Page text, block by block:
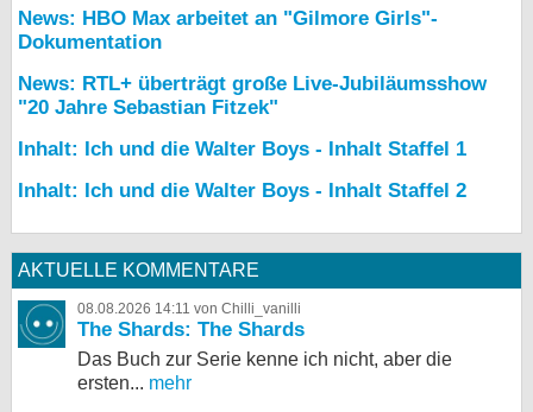
News: HBO Max arbeitet an "Gilmore Girls"-
Dokumentation
News: RTL+ überträgt große Live-Jubiläumsshow
"20 Jahre Sebastian Fitzek"
Inhalt: Ich und die Walter Boys - Inhalt Staffel 1
Inhalt: Ich und die Walter Boys - Inhalt Staffel 2
AKTUELLE KOMMENTARE
08.08.2026 14:11 von Chilli_vanilli
The Shards: The Shards
Das Buch zur Serie kenne ich nicht, aber die
ersten... mehr